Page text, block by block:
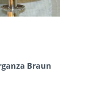
Braun